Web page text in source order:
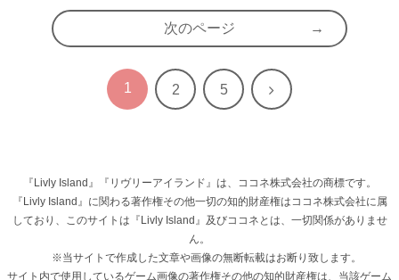
次のページ
1 2 5 次
『Livly Island』『リヴリーアイランド』は、ココネ株式会社の商標です。
『Livly Island』に関わる著作権その他一切の知的財産権はココネ株式会社に属
しており、このサイトは『Livly Island』及びココネとは、一切関係がありませ
ん。
※当サイトで作成した文章や画像の無断転載はお断り致します。
サイト内で使用しているゲーム画像の著作権その他の知的財産権は、当該ゲーム